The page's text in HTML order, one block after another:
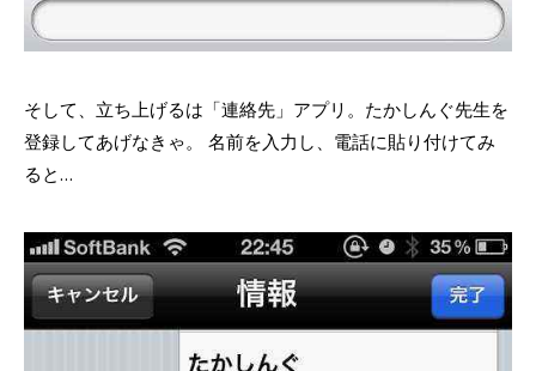
そして、立ち上げるは「連絡先」アプリ。たかしんぐ先生を
登録してあげなきゃ。 名前を入力し、電話に貼り付けてみ
ると…